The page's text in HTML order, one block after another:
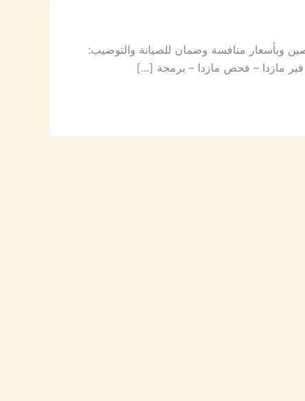
وبأسعار منافسة وضمان للصيانة والتوضيب:
قير مازدا – فحص مازدا – برمجة […]